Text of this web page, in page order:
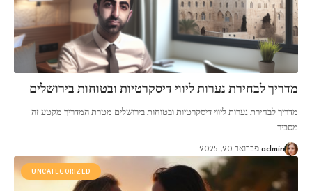
מדריך לבחירת נערות ליווי דיסקרטיות ובטוחות בירושלים
מדריך לבחירת נערות ליווי דיסקרטיות ובטוחות בירושלים מטרת המדריך מקטע זה
מסביר…
admin פברואר 20, 2025
UNCATEGORIZED